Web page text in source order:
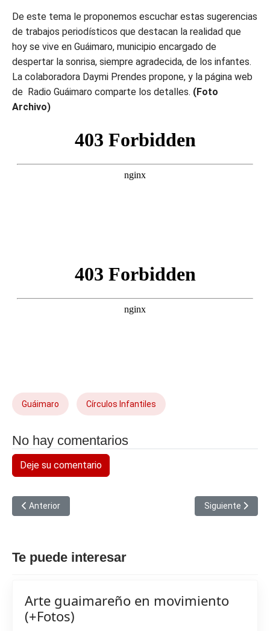
De este tema le proponemos escuchar estas sugerencias
de trabajos periodísticos que destacan la realidad que
hoy se vive en Guáimaro, municipio encargado de
despertar la sonrisa, siempre agradecida, de los infantes.
La colaboradora Daymi Prendes propone, y la página web
de Radio Guáimaro comparte los detalles. (Foto
Archivo)
Guáimaro Círculos Infantiles
No hay comentarios
Deje su comentario
Artículo anterior: La luz de Mayo es metáfora de conciencia
Anterior Artículo
Siguiente
Te puede interesar
Arte guaimareño en movimiento
(+Fotos)